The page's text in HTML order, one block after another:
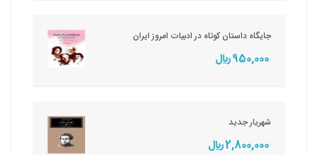
جایگاه داستان کوتاه در ادبیات امروز ایران
950,000 ريال
شهریار جدید
2,800,000 ريال